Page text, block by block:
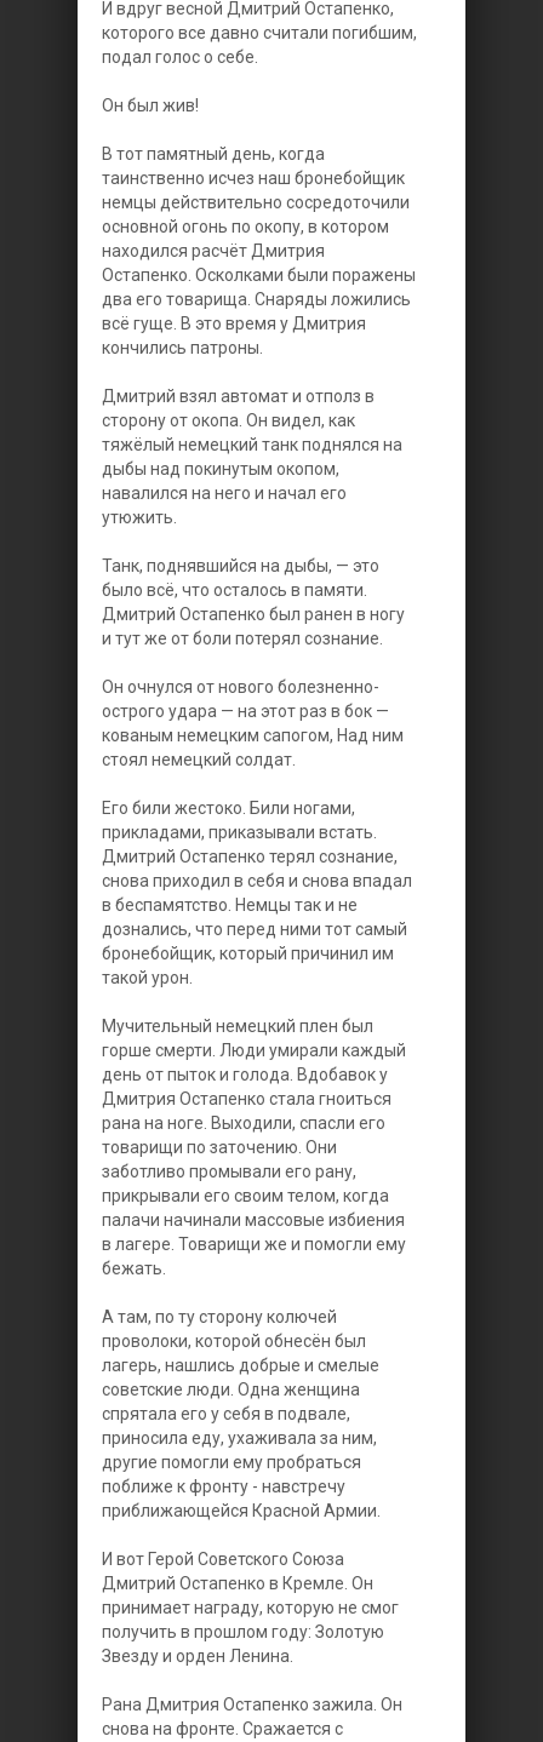
И вдруг весной Дмитрий Остапенко,
которого все давно считали погибшим,
подал голос о себе.
Он был жив!
В тот памятный день, когда
таинственно исчез наш бронебойщик
немцы действительно сосредоточили
основной огонь по окопу, в котором
находился расчёт Дмитрия
Остапенко. Осколками были поражены
два его товарища. Снаряды ложились
всё гуще. В это время у Дмитрия
кончились патроны.
Дмитрий взял автомат и отполз в
сторону от окопа. Он видел, как
тяжёлый немецкий танк поднялся на
дыбы над покинутым окопом,
навалился на него и начал его
утюжить.
Танк, поднявшийся на дыбы, — это
было всё, что осталось в памяти.
Дмитрий Остапенко был ранен в ногу
и тут же от боли потерял сознание.
Он очнулся от нового болезненно-
острого удара — на этот раз в бок —
кованым немецким сапогом, Над ним
стоял немецкий солдат.
Его били жестоко. Били ногами,
прикладами, приказывали встать.
Дмитрий Остапенко терял сознание,
снова приходил в себя и снова впадал
в беспамятство. Немцы так и не
дознались, что перед ними тот самый
бронебойщик, который причинил им
такой урон.
Мучительный немецкий плен был
горше смерти. Люди умирали каждый
день от пыток и голода. Вдобавок у
Дмитрия Остапенко стала гноиться
рана на ноге. Выходили, спасли его
товарищи по заточению. Они
заботливо промывали его рану,
прикрывали его своим телом, когда
палачи начинали массовые избиения
в лагере. Товарищи же и помогли ему
бежать.
А там, по ту сторону колючей
проволоки, которой обнесён был
лагерь, нашлись добрые и смелые
советские люди. Одна женщина
спрятала его у себя в подвале,
приносила еду, ухаживала за ним,
другие помогли ему пробраться
поближе к фронту - навстречу
приближающейся Красной Армии.
И вот Герой Советского Союза
Дмитрий Остапенко в Кремле. Он
принимает награду, которую не смог
получить в прошлом году: Золотую
Звезду и орден Ленина.
Рана Дмитрия Остапенко зажила. Он
снова на фронте. Сражается с